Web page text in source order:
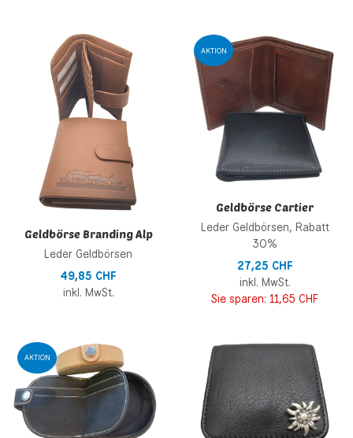
Zur Wunschliste hinzufügen
Zur Vergleichsliste hinzufügen
Schnellansicht
Geldbörse Branding Alp
Leder Geldbörsen
49,85 CHF
inkl. MwSt.
AKTION
Geldbörse Cartier
Leder Geldbörsen, Rabatt
30%
27,25 CHF
inkl. MwSt.
Sie sparen: 11,65 CHF
AKTION
Zur Wunschliste hinzufügen
Zur Vergleichsliste hinzufügen
Schnellansicht